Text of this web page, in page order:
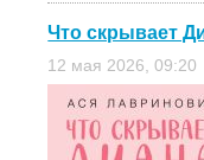
Что скрывает
12 мая 2026, 09:20